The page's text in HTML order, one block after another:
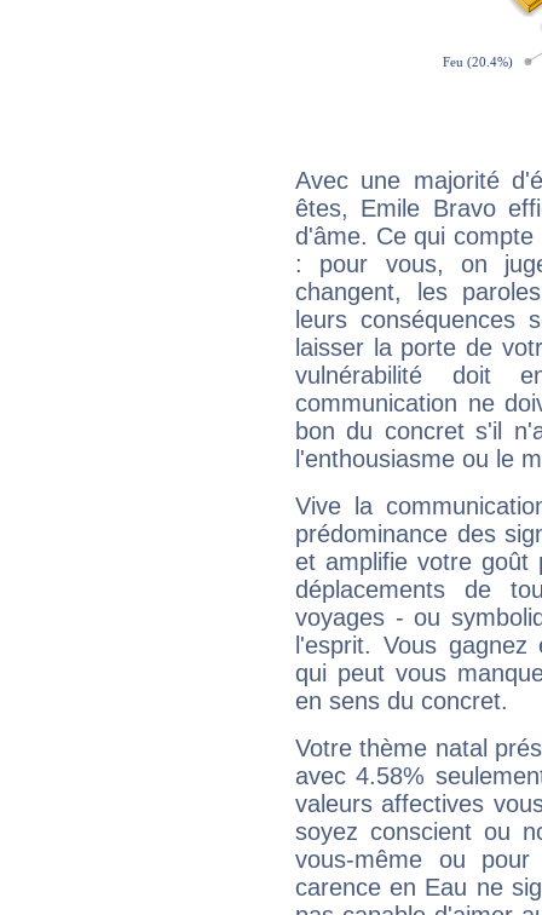
Avec une majorité
êtes, Emile Bravo
d'âme. Ce qui
: pour vous, on
changent, les
leurs conséquences
laisser la porte de
vulnérabilité doit
communication ne
bon du concret s'il
l'enthousiasme ou le
Vive la
prédominance des
et amplifie votre goût
déplacements de
voyages - ou
l'esprit. Vous
qui peut vous
en sens du concret.
Votre thème natal
avec 4.58%
valeurs affectives
soyez conscient ou
vous-même ou
carence en Eau ne